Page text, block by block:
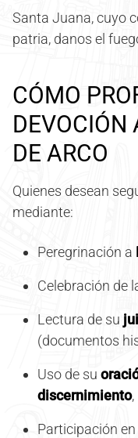
Santa Juana, cuyo
patria, danos el
CÓMO
DE ARCO
Quienes desean
mediante:
Peregrinación a
Celebración de
Lectura de su
(documentos
Uso de su
discernimiento,
Participación